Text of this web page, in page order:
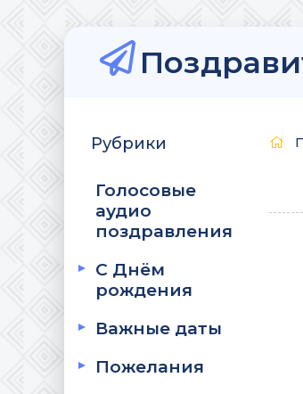
Рубрики
Голосовые
аудио
поздравления
С Днём
рождения
Важные даты
Пожелания